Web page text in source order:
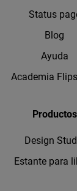
Status
Blog
Ayuda
Academia
Productos
Design
Estante para